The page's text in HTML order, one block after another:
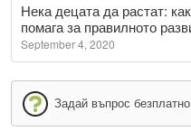
Нека децата да растат:
помага за правилното
September 4, 2020
Задай въпрос безплатно